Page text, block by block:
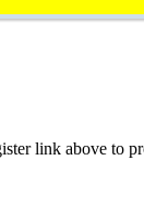
link above to